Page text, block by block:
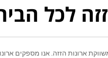
לכל
ארונות הזזה. אנו מספקים